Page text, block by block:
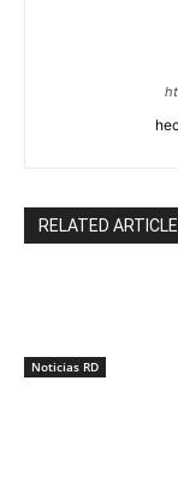
RELATED
Noticias RD